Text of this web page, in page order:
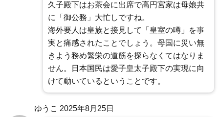
久子殿下はお茶会に出席で高円宮家は母娘共
に「御公務」大忙しですね。
海外要人は皇族と接見して「皇室の噂」を事
実と痛感されたことでしょう。母国に災い無
きよう務め繁栄の道筋を探らなくてはなりま
せん。日本国民は愛子皇太子殿下の実現に向
けて動いているということです。
ゆうこ 2025年8月25日